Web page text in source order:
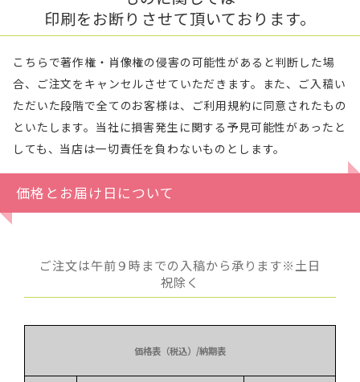
印刷をお断りさせて頂いております。
こちらで著作権・肖像権の侵害の可能性があると判断した場
合、ご注文をキャンセルさせていただきます。また、ご入稿い
ただいた段階で全てのお客様は、ご利用規約に同意されたもの
といたします。当社に損害発生に関する予見可能性があったと
しても、当店は一切責任を負わないものとします。
価格とお届け日について
ご注文は午前９時までの入稿から承ります※土日
祝除く
価格表（税込）/納期表